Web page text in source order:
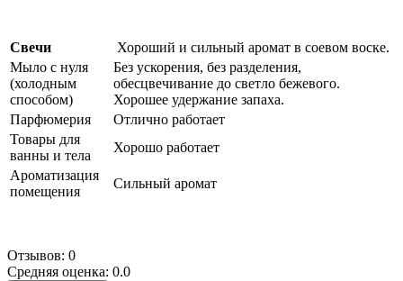
Свечи
Хороший и сильный аромат в соевом воске.
Мыло с нуля
(холодным
способом)
Без ускорения, без разделения,
обесцвечивание до светло бежевого.
Хорошее удержание запаха.
Парфюмерия
Отлично работает
Товары для
ванны и тела
Хорошо работает
Ароматизация
помещения
Сильный аромат
Отзывов: 0
Средняя оценка: 0.0